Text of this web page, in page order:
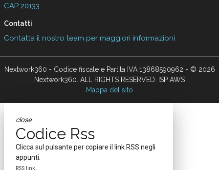
CAP 20133
Contatti
Contatta il nostro team per maggiori informazioni
Nextwork360 - Codice fiscale e Partita IVA 13868590962 - © 2026
Nextwork360. ALL RIGHTS RESERVED. ISP AWS
Mappa del sito
close
Codice Rss
Clicca sul pulsante per copiare il link RSS negli
appunti.
RSS link